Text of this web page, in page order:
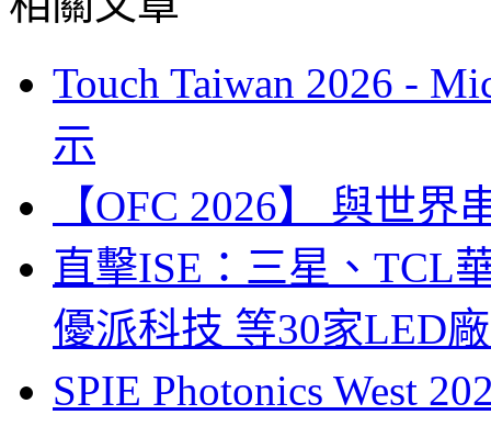
Touch Taiwan 2026 -
示
【OFC 2026】 與世界
直擊ISE：三星、TCL
優派科技 等30家LED
SPIE Photonics West